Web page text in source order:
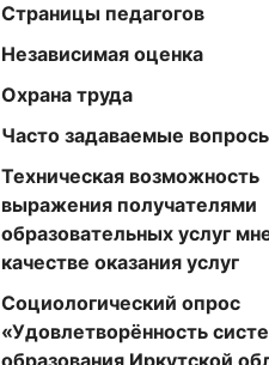
Страницы педагогов
Независимая оценка
Охрана труда
Часто задаваемые
Техническая возможность
выражения получателями
образовательных услуг
качестве оказания услуг
Социологический опрос
«Удовлетворённость
образования Иркутской